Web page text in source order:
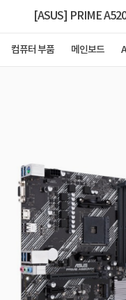
[ASUS] PRIME
컴퓨터 부품 메인보드